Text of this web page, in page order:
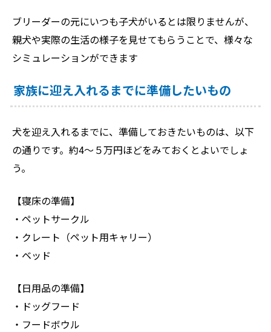
ブリーダーの元にいつも子犬がいるとは限りませんが、
親犬や実際の生活の様子を見せてもらうことで、様々な
シミュレーションができます
家族に迎え入れるまでに準備したいもの
犬を迎え入れるまでに、準備しておきたいものは、以下
の通りです。約4～５万円ほどをみておくとよいでしょ
う。
【寝床の準備】
・ペットサークル
・クレート（ペット用キャリー）
・ベッド
【日用品の準備】
・ドッグフード
・フードボウル